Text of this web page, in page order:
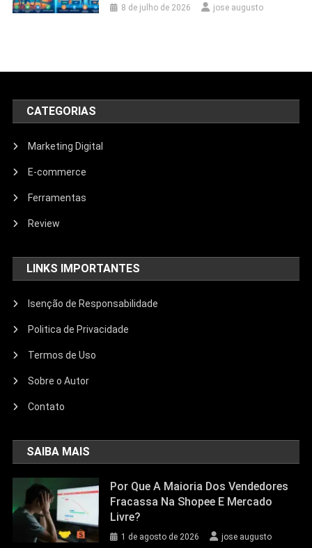
8 de julho de 2026 jose augusto
CATEGORIAS
Marketing Digital
E-commerce
Ferramentas
Review
LINKS IMPORTANTES
Isenção de Responsabilidade
Politica de Privacidade
Termos de Uso
Sobre o Autor
Contato
SAIBA MAIS
Por Que A Maioria Dos Vendedores
Fracassa Na Shopee E Mercado
Livre?
1 de agosto de 2026 jose augusto